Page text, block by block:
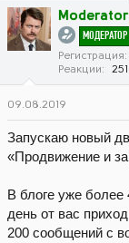
р
т
е
а
ч
а
л
а
Moderator
МОДЕРАТОР
Регистрация
Реакции
09.08.2019
Запускаю новый
«Продвижение и
В блоге уже
день от вас
200 сообщений с